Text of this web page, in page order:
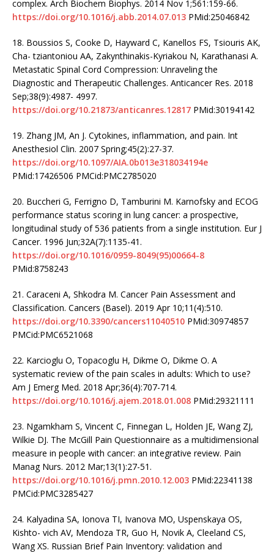
complex. Arch Biochem Biophys. 2014 Nov 1;561:159-66.
https://doi.org/10.1016/j.abb.2014.07.013 PMid:25046842
18. Boussios S, Cooke D, Hayward C, Kanellos FS, Tsiouris AK,
Cha- tziantoniou AA, Zakynthinakis-Kyriakou N, Karathanasi A.
Metastatic Spinal Cord Compression: Unraveling the
Diagnostic and Therapeutic Challenges. Anticancer Res. 2018
Sep;38(9):4987- 4997.
https://doi.org/10.21873/anticanres.12817 PMid:30194142
19. Zhang JM, An J. Cytokines, inflammation, and pain. Int
Anesthesiol Clin. 2007 Spring;45(2):27-37.
https://doi.org/10.1097/AIA.0b013e318034194e
PMid:17426506 PMCid:PMC2785020
20. Buccheri G, Ferrigno D, Tamburini M. Karnofsky and ECOG
performance status scoring in lung cancer: a prospective,
longitudinal study of 536 patients from a single institution. Eur J
Cancer. 1996 Jun;32A(7):1135-41.
https://doi.org/10.1016/0959-8049(95)00664-8
PMid:8758243
21. Caraceni A, Shkodra M. Cancer Pain Assessment and
Classification. Cancers (Basel). 2019 Apr 10;11(4):510.
https://doi.org/10.3390/cancers11040510 PMid:30974857
PMCid:PMC6521068
22. Karcioglu O, Topacoglu H, Dikme O, Dikme O. A
systematic review of the pain scales in adults: Which to use?
Am J Emerg Med. 2018 Apr;36(4):707-714.
https://doi.org/10.1016/j.ajem.2018.01.008 PMid:29321111
23. Ngamkham S, Vincent C, Finnegan L, Holden JE, Wang ZJ,
Wilkie DJ. The McGill Pain Questionnaire as a multidimensional
measure in people with cancer: an integrative review. Pain
Manag Nurs. 2012 Mar;13(1):27-51.
https://doi.org/10.1016/j.pmn.2010.12.003 PMid:22341138
PMCid:PMC3285427
24. Kalyadina SA, Ionova TI, Ivanova MO, Uspenskaya OS,
Kishto- vich AV, Mendoza TR, Guo H, Novik A, Cleeland CS,
Wang XS. Russian Brief Pain Inventory: validation and